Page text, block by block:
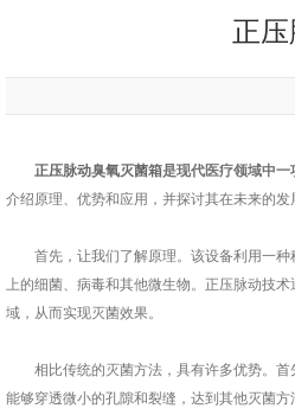
正
正压脉动臭氧灭菌箱是现代医疗领域中一
介绍原理、优势和应用，并探讨其在未来的发
首先，让我们了解原理。该设备利用一种
上的细菌、病毒和其他微生物。正压脉动技
域，从而实现灭菌效果。
相比传统的灭菌方法，具有许多优势。首
能够穿透微小的孔隙和裂缝，达到其他灭菌